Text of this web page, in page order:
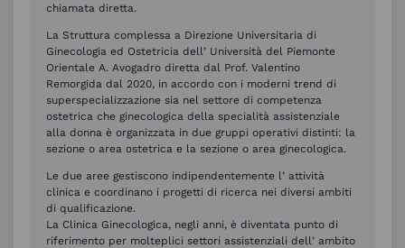
chiamata diretta.
La Struttura complessa a Direzione Universitaria di
Ginecologia ed Ostetricia dell’ Università del Piemonte
Orientale A. Avogadro diretta dal Prof. Valentino
Remorgida dal 2020, in accordo con i moderni trend di
superspecializzazione sia nel settore di competenza
ostetrica che ginecologica della specialità assistenziale
alla donna è organizzata in due gruppi operativi distinti: la
sezione o area ostetrica e la sezione o area ginecologica.
Le due aree gestiscono indipendentemente l’ attività
clinica e coordinano i progetti di ricerca nei diversi ambiti
di qualificazione.
La Clinica Ginecologica, negli anni, è diventata punto di
riferimento per molteplici settori assistenziali dell’ ambito